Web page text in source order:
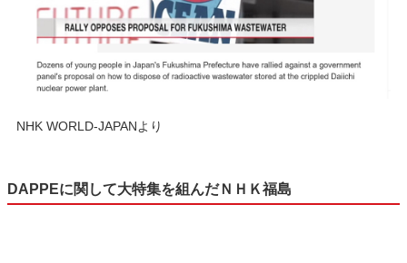
NHK WORLD-JAPANより
DAPPEに関して大特集を組んだＮＨＫ福島